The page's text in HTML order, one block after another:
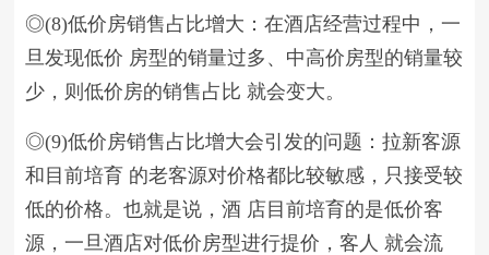
◎(8)低价房销售占比增大：在酒店经营过程中，一
旦发现低价 房型的销量过多、中高价房型的销量较
少，则低价房的销售占比 就会变大。
◎(9)低价房销售占比增大会引发的问题：拉新客源
和目前培育 的老客源对价格都比较敏感，只接受较
低的价格。也就是说，酒 店目前培育的是低价客
源，一旦酒店对低价房型进行提价，客人 就会流